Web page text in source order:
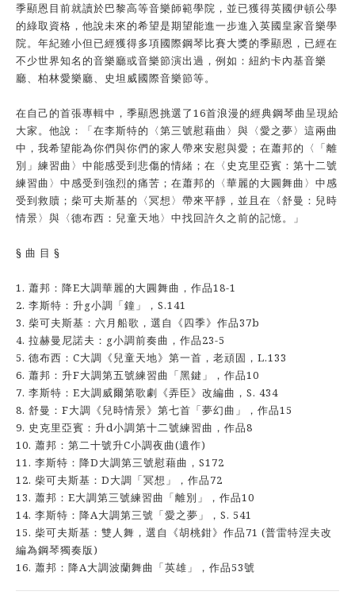
季顯恩目前就讀於巴黎高等音樂師範學院，並已獲得英國伊頓公學
的綠取資格，他說未來的希望是期望能進一步進入英國皇家音樂學
院。年紀雖小但已經獲得多項國際鋼琴比賽大獎的季顯恩，已經在
不少世界知名的音樂廳或音樂節演出過，例如：紐約卡內基音樂
廳、柏林愛樂廳、史坦威國際音樂節等。
在自己的首張專輯中，季顯恩挑選了16首浪漫的經典鋼琴曲呈現給
大家。他說：「在李斯特的〈第三號慰藉曲〉與〈愛之夢〉這兩曲
中，我希望能為你們與你們的家人帶來安慰與愛；在蕭邦的〈「離
別」練習曲〉中能感受到悲傷的情緒；在〈史克里亞賓：第十二號
練習曲〉中感受到強烈的痛苦；在蕭邦的〈華麗的大圓舞曲〉中感
受到救贖；柴可夫斯基的〈冥想〉帶來平靜，並且在〈舒曼：兒時
情景〉與〈德布西：兒童天地〉中找回許久之前的記憶。」
§ 曲 目 §
1. 蕭邦：降E大調華麗的大圓舞曲，作品18-1
2. 李斯特：升g小調「鐘」，S.141
3. 柴可夫斯基：六月船歌，選自《四季》作品37b
4. 拉赫曼尼諾夫：g小調前奏曲，作品23-5
5. 德布西：C大調《兒童天地》第一首，老頑固，L.133
6. 蕭邦：升F大調第五號練習曲「黑鍵」，作品10
7. 李斯特：E大調威爾第歌劇《弄臣》改編曲，S. 434
8. 舒曼：F大調《兒時情景》第七首「夢幻曲」，作品15
9. 史克里亞賓：升d小調第十二號練習曲，作品8
10. 蕭邦：第二十號升C小調夜曲(遺作)
11. 李斯特：降D大調第三號慰藉曲，S172
12. 柴可夫斯基：D大調「冥想」，作品72
13. 蕭邦：E大調第三號練習曲「離別」，作品10
14. 李斯特：降A大調第三號「愛之夢」，S. 541
15. 柴可夫斯基：雙人舞，選自《胡桃鉗》作品71 (普雷特涅夫改
編為鋼琴獨奏版)
16. 蕭邦：降A大調波蘭舞曲「英雄」，作品53號